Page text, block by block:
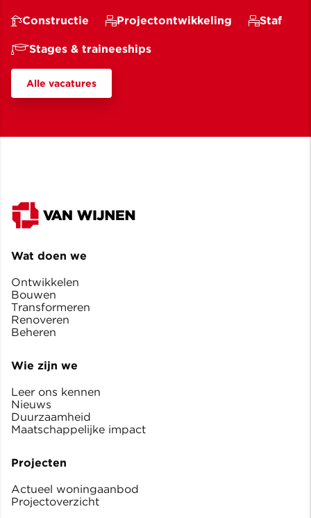
Constructie Projectontwikkeling Staf
Stages & traineeships
Alle vacatures
Wat doen we
Ontwikkelen
Bouwen
Transformeren
Renoveren
Beheren
Wie zijn we
Leer ons kennen
Nieuws
Duurzaamheid
Maatschappelijke impact
Projecten
Actueel woningaanbod
Projectoverzicht